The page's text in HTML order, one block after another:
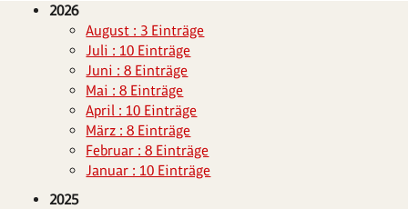
2026
August : 3 Einträge
Juli : 10 Einträge
Juni : 8 Einträge
Mai : 8 Einträge
April : 10 Einträge
März : 8 Einträge
Februar : 8 Einträge
Januar : 10 Einträge
2025